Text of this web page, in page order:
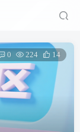
0 224 14